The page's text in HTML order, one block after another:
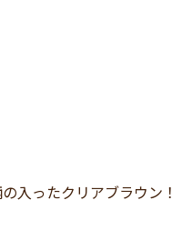
入ったクリアブラウン！